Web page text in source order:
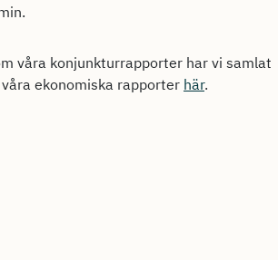
våra konjunkturrapporter har vi samlat
ekonomiska rapporter här.